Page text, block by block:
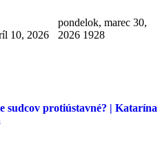
10, 2026
pondelok, marec 30,
2026 1928
sudcov protiústavné? | Katarína